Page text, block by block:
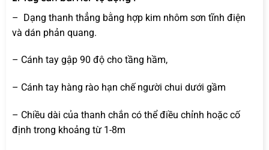
– Dạng thanh thẳng bằng hợp kim nhôm sơn tĩnh điện
và dán phản quang.
– Cánh tay gập 90 độ cho tầng hầm,
– Cánh tay hàng rào hạn chế người chui dưới gầm
– Chiều dài của thanh chắn có thể điều chỉnh hoặc cố
định trong khoảng từ 1-8m